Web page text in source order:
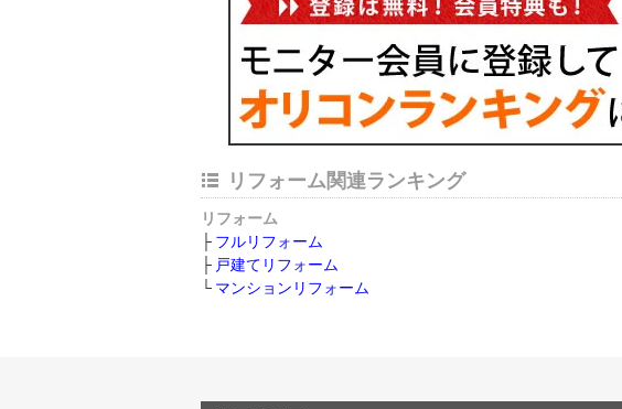
リフォーム関連ランキング
リフォーム
フルリフォーム
戸建てリフォーム
マンションリフォーム